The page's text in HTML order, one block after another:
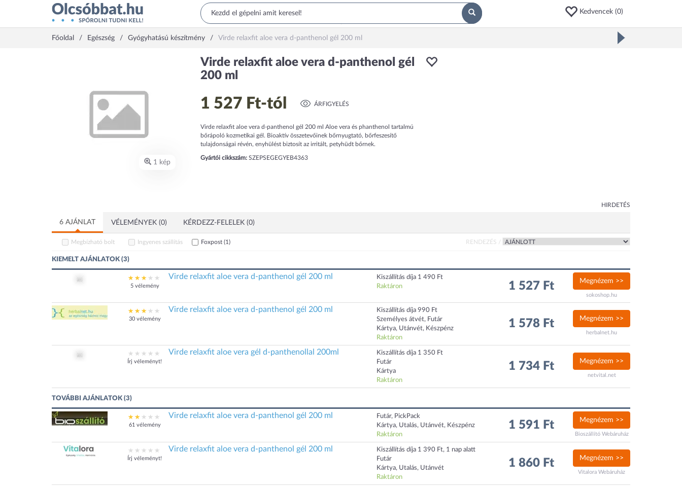
Kedvencek (0)
Főoldal Egészség Gyógyhatású készítmény Virde relaxfit aloe vera d-panthenol gél 200 ml
1 kép
Virde relaxfit aloe vera d-panthenol gél
200 ml
1 527 Ft-tól ÁRFIGYELÉS
Virde relaxfit aloe vera d-panthenol gél 200 ml Aloe vera és phanthenol tartalmú
bőrápoló kozmetikai gél. Bioaktív összetevőinek bőrnyugtató, bőrfeszesítő
tulajdonságai révén, enyhülést biztosít az irritált, petyhüdt bőrnek.
Gyártói cikkszám:SZEPSEGEGYEB4363
HIRDETÉS
6 AJÁNLAT VÉLEMÉNYEK (0) KÉRDEZZ-FELELEK (0)
Megbízható bolt Ingyenes szállítás Foxpost (1) RENDEZÉS /
KIEMELT AJÁNLATOK (3)
5 vélemény
Virde relaxfit aloe vera d-panthenol gél 200 ml
Kiszállítás díja 1 490 Ft
Raktáron
1 527 Ft Megnézem >>
sokoshop.hu
30 vélemény
Virde relaxfit aloe vera d-panthenol gél 200 ml
Kiszállítás díja 990 Ft
Személyes átvét, Futár
Kártya, Utánvét, Készpénz
Raktáron
1 578 Ft Megnézem >>
herbalnet.hu
Írj véleményt!
Virde relaxfit aloe vera gél d-panthenollal 200ml
Kiszállítás díja 1 350 Ft
Futár
Kártya
Raktáron
1 734 Ft Megnézem >>
netvital.net
TOVÁBBI AJÁNLATOK (3)
61 vélemény
Virde relaxfit aloe vera d-panthenol gél 200 ml
Futár, PickPack
Kártya, Utalás, Utánvét, Készpénz
Raktáron
1 591 Ft Megnézem >>
Bioszállító Webáruház
Írj véleményt!
Virde relaxfit aloe vera d-panthenol gél 200 ml
Kiszállítás díja 1 390 Ft, 1 nap alatt
Futár
Kártya, Utalás, Utánvét
Raktáron
1 860 Ft Megnézem >>
Vitalora Webáruház